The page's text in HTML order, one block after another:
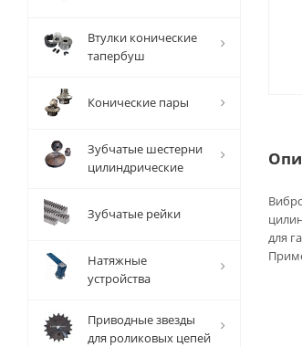
для
Втулки конические
тапербуш
Конические пары
Зубчатые шестерни
цилиндрические
Зубчатые рейки
Натяжные
устройства
Приводные звезды
для роликовых цепей